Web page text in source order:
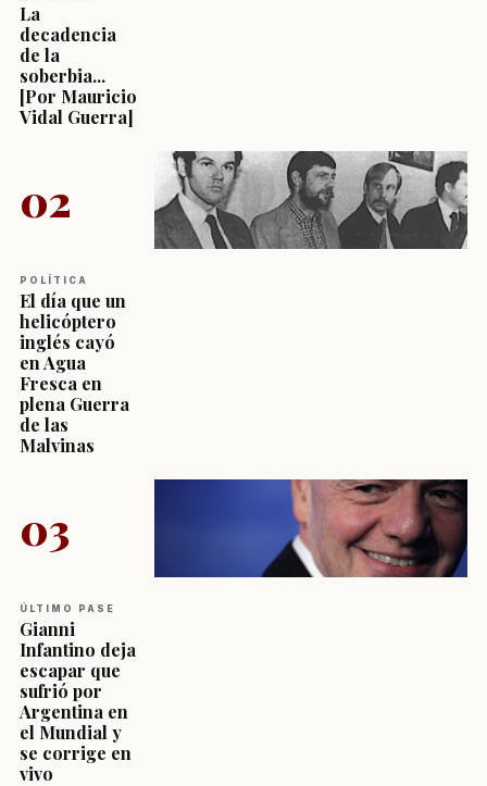
La
decadencia
de la
soberbia...
[Por Mauricio
Vidal Guerra]
02
POLÍTICA
El día que un
helicóptero
inglés cayó
en Agua
Fresca en
plena Guerra
de las
Malvinas
03
ÚLTIMO PASE
Gianni
Infantino deja
escapar que
sufrió por
Argentina en
el Mundial y
se corrige en
vivo